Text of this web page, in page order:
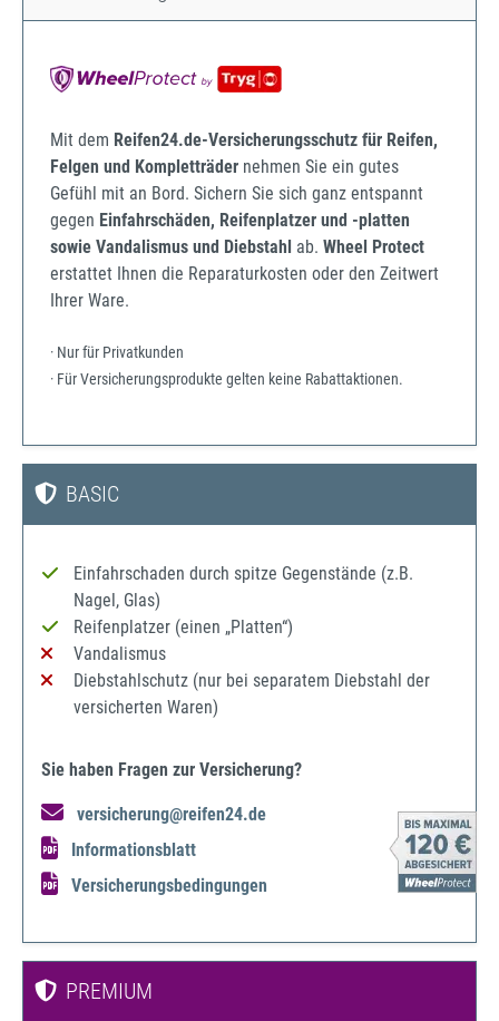
Mit dem Reifen24.de-Versicherungsschutz für Reifen,
Felgen und Kompletträder nehmen Sie ein gutes
Gefühl mit an Bord. Sichern Sie sich ganz entspannt
gegen Einfahrschäden, Reifenplatzer und -platten
sowie Vandalismus und Diebstahl ab. Wheel Protect
erstattet Ihnen die Reparaturkosten oder den Zeitwert
Ihrer Ware.
· Nur für Privatkunden
· Für Versicherungsprodukte gelten keine Rabattaktionen.
BASIC
Einfahrschaden durch spitze Gegenstände (z.B.
Nagel, Glas)
Reifenplatzer (einen „Platten“)
Vandalismus
Diebstahlschutz (nur bei separatem Diebstahl der
versicherten Waren)
Sie haben Fragen zur Versicherung?
versicherung@reifen24.de
Informationsblatt
Versicherungsbedingungen
PREMIUM